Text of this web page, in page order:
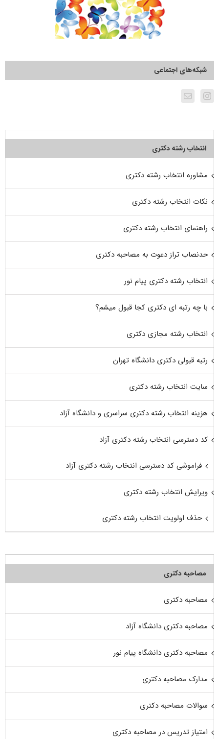
شبکه‌های اجتماعی
انتخاب رشته دکتری
مشاوره انتخاب رشته دکتری
نکات انتخاب رشته دکتری
راهنمای انتخاب رشته دکتری
حدنصاب تراز دعوت به مصاحبه دکتری
انتخاب رشته دکتری پیام نور
با چه رتبه ای دکتری کجا قبول میشم؟
انتخاب رشته مجازی دکتری
رتبه قبولی دکتری دانشگاه تهران
سایت انتخاب رشته دکتری
هزینه انتخاب رشته دکتری سراسری و دانشگاه آزاد
کد دسترسی انتخاب رشته دکتری آزاد
فراموشی کد دسترسی انتخاب رشته دکتری آزاد
ویرایش انتخاب رشته دکتری
حذف اولویت انتخاب رشته دکتری
مصاحبه دکتری
مصاحبه دکتری
مصاحبه دکتری دانشگاه آزاد
مصاحبه دکتری دانشگاه پیام نور
مدارک مصاحبه دکتری
سوالات مصاحبه دکتری
امتیاز تدریس در مصاحبه دکتری